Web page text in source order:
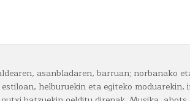
asanbladaren, barruan; norbanako
helburuekin eta egiteko moduarekin,